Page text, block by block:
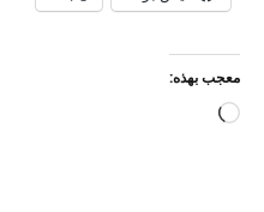
معجب بهذه:
جاري